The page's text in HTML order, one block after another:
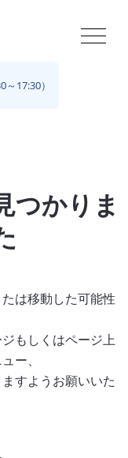
～17:30）
つかりま
は移動した可能性
もしくはページ上
ー、
すようお願いいた